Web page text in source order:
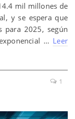
mil millones de
y se espera que
para 2025, según
… Leer
1